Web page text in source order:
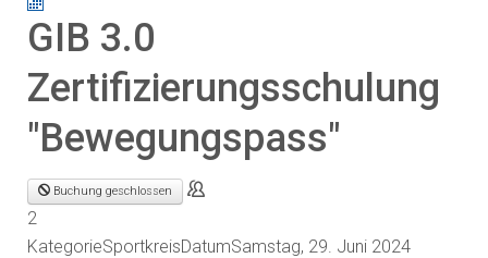
GIB 3.0
Zertifizierungsschulung
"Bewegungspass"
Buchung geschlossen
2
KategorieSportkreisDatumSamstag, 29. Juni 2024